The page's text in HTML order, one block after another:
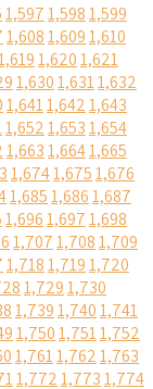
1,5971,5981,599
1,6081,6091,610
1,6201,621
1,6301,6311,632
1,6411,6421,643
1,6521,6531,654
1,6631,6641,665
1,6741,6751,676
1,6851,6861,687
1,6961,6971,698
1,7071,7081,709
1,7181,7191,720
1,7291,730
1,7391,7401,741
1,7501,7511,752
1,7611,7621,763
1,7721,7731,774